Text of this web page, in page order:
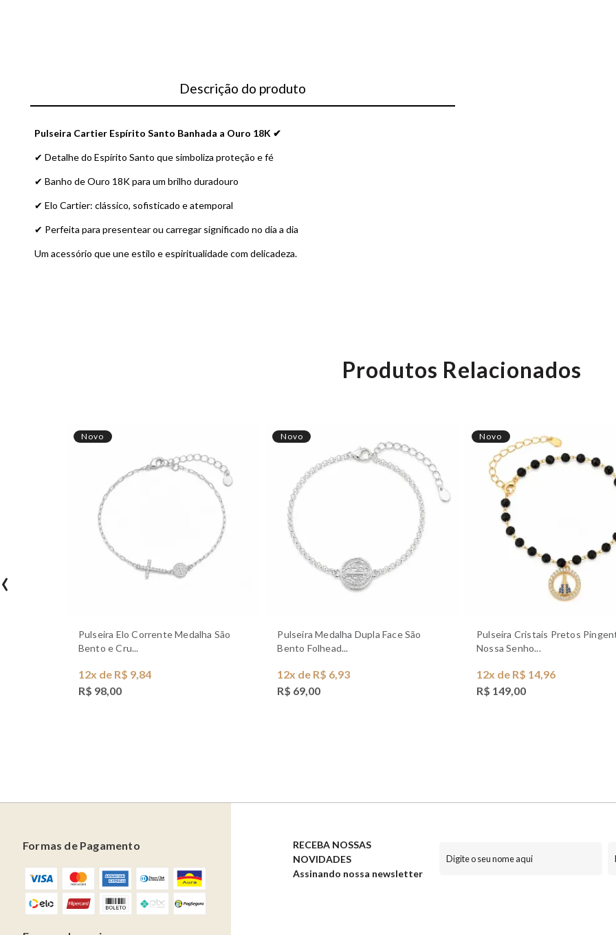
Descrição do produto
Pulseira Cartier Espírito Santo Banhada a Ouro 18K ✔
✔ Detalhe do Espírito Santo que simboliza proteção e fé
✔ Banho de Ouro 18K para um brilho duradouro
✔ Elo Cartier: clássico, sofisticado e atemporal
✔ Perfeita para presentear ou carregar significado no dia a dia
Um acessório que une estilo e espiritualidade com delicadeza.
Produtos Relacionados
Novo
Pulseira Elo Corrente Medalha São
Bento e Cru...
12x de R$ 9,84
R$ 98,00
Novo
Pulseira Medalha Dupla Face São
Bento Folhead...
12x de R$ 6,93
R$ 69,00
Novo
Pulseira Cristais Pretos Pingente
Nossa Senho...
12x de R$ 14,96
R$ 149,00
‹
Formas de Pagamento
RECEBA NOSSAS
NOVIDADES
Assinando nossa newsletter